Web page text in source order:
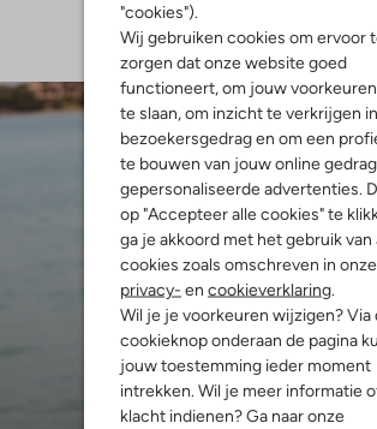
"cookies").
Wij gebruiken cookies om ervoor
zorgen dat onze website goed
functioneert, om jouw
te slaan, om inzicht te verkrijgen in
bezoekersgedrag en om een
te bouwen van jouw online
gepersonaliseerde advertenties.
op "Accepteer alle cookies" te
ga je akkoord met het gebruik van
cookies zoals omschreven in onze
privacy- en cookieverklaring
Wil je je voorkeuren wijzigen? Via
cookieknop onderaan de pagina
jouw toestemming ieder moment
intrekken. Wil je meer informatie
klacht indienen? Ga naar onze